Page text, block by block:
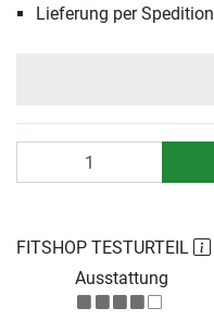
Lieferung per Spedition
FITSHOP TESTURTEIL
Ausstattung